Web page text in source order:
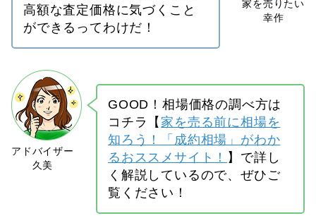
高額な査定価格に気づくこと
ができるってわけだ！
GOOD！相場価格の調べ方は
コチラ【 家を売る前に相場を
知ろう！「成約相場」がわか
るおススメサイト！ 】で詳し
く解説しているので、ぜひご
覧ください！